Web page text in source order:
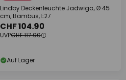
Lindby Deckenleuchte Jadwiga, Ø 45
cm, Bambus, E27
CHF 104.90
UVPCHF 117.90
Auf Lager